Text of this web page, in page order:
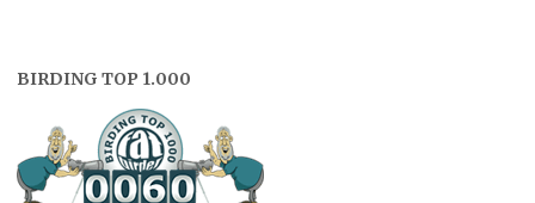
BIRDING TOP 1.000